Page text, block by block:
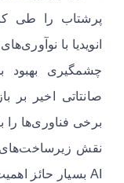
پرشتاب را طی
انویدیا با
چشمگیری بهبود
صانتاتی اخیر بر
برخی فناوری‌ها را
نقش زیرساخت‌های